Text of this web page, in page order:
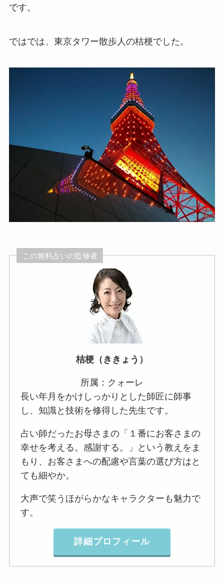
です。
ではでは、東京タワー散歩人の桔梗でした。
この無料占いの監修者
桔梗（ききょう）
所属：クォーレ
長い年月をかけしっかりとした師匠に師事
し、知識と技術を修得した先生です。
占い師だったお母さまの「１番にお客さまの
幸せを考える。感謝する。」という教えをま
もり、お客さまへの配慮や言葉の選び方はと
ても細やか。
大声で笑うほがらかなキャラクターも魅力で
す。
詳細プロフィール